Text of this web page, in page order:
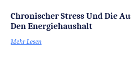
Chronischer Stress Und Die
Den Energiehaushalt
Mehr Lesen